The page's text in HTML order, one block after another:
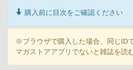
購入前に目次をご確認ください
※ブラウザで購入した場合、同じID
マガストアアプリでないと雑誌を読